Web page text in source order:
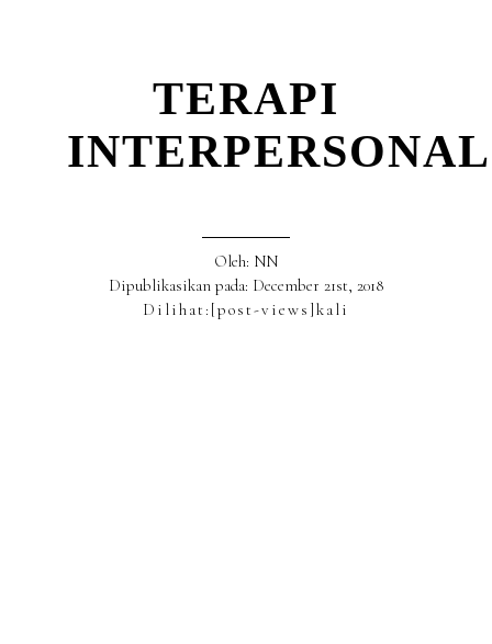
TERAPI
INTERPERSONAL
Oleh: NN
Dipublikasikan pada: December 21st, 2018
Dilihat: [post-views]kali